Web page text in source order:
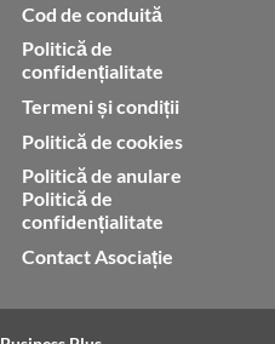
Cod de conduită
Politică de
confidențialitate
Termeni și condiții
Politică de cookies
Politică de anulare
Politică de
confidențialitate
Contact Asociație